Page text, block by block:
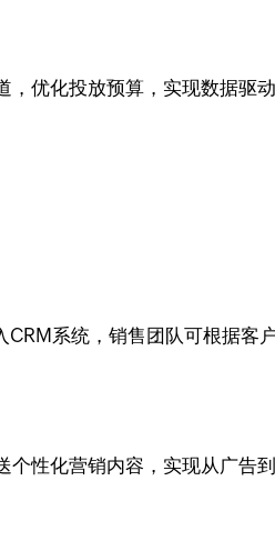
优化投放预算，实现数据驱动
系统，销售团队可根据客
性化营销内容，实现从广告